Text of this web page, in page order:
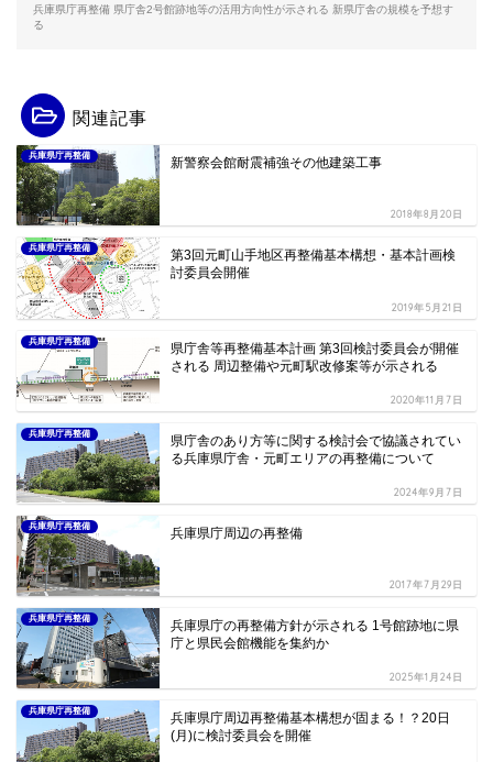
兵庫県庁再整備 県庁舎2号館跡地等の活用方向性が示される 新県庁舎の規模を予想す
る
関連記事
兵庫県庁再整備 新警察会館耐震補強その他建築工事
2018年8月20日
兵庫県庁再整備
第3回元町山手地区再整備基本構想・基本計画検
討委員会開催
2019年5月21日
兵庫県庁再整備
県庁舎等再整備基本計画 第3回検討委員会が開催
される 周辺整備や元町駅改修案等が示される
2020年11月7日
兵庫県庁再整備
県庁舎のあり方等に関する検討会で協議されてい
る兵庫県庁舎・元町エリアの再整備について
2024年9月7日
兵庫県庁再整備 兵庫県庁周辺の再整備
2017年7月29日
兵庫県庁再整備
兵庫県庁の再整備方針が示される 1号館跡地に県
庁と県民会館機能を集約か
2025年1月24日
兵庫県庁再整備
兵庫県庁周辺再整備基本構想が固まる！？20日
(月)に検討委員会を開催